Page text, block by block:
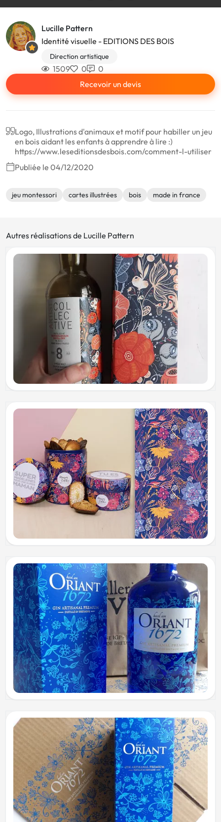
Lucille Pattern
Identité visuelle - EDITIONS DES BOIS
Direction artistique
1509 0
0
Recevoir un devis
Logo, Illustrations d'animaux et motif pour habiller un jeu
en bois aidant les enfants à apprendre à lire :)
https://www.leseditionsdesbois.com/comment-l-utiliser
Publiée le 04/12/2020
jeu montessori cartes illustrées bois made in france
Autres réalisations de Lucille Pattern